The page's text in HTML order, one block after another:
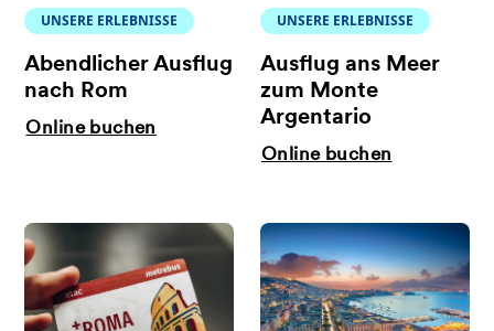
UNSERE ERLEBNISSE
Abendlicher Ausflug
nach Rom
Online buchen
UNSERE ERLEBNISSE
Ausflug ans Meer
zum Monte
Argentario
Online buchen